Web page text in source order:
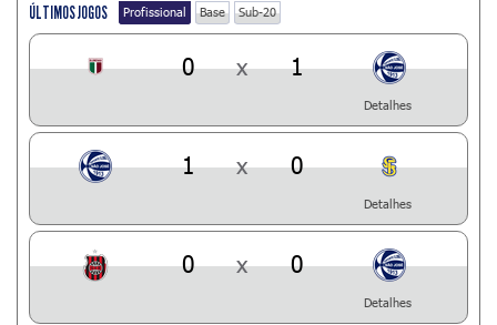
ÚLTIMOS JOGOS Profissional Base Sub-20
0 x 1
Detalhes
1 x 0
Detalhes
0 x 0
Detalhes